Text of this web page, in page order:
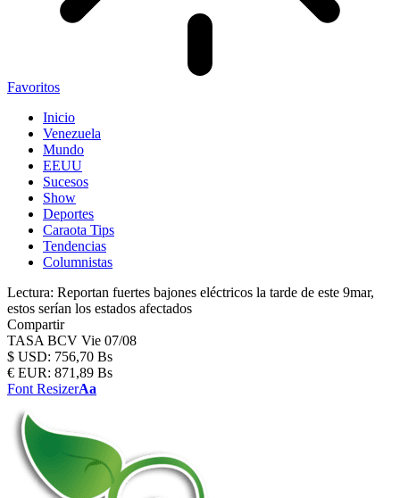
Favoritos
Inicio
Venezuela
Mundo
EEUU
Sucesos
Show
Deportes
Caraota Tips
Tendencias
Columnistas
Lectura: Reportan fuertes bajones eléctricos la tarde de este 9mar,
estos serían los estados afectados
Compartir
TASA BCV Vie 07/08
$ USD: 756,70 Bs
€ EUR: 871,89 Bs
Font ResizerAa